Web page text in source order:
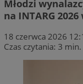
Młodzi
na INTARG
18 czerwca 2026
Czas czytania: 3 min.